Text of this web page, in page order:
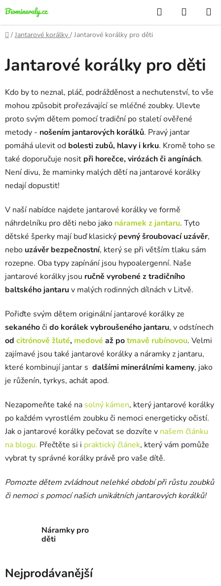
Přejít
na
obsah
Hledat
KOŠÍK
Domů
/ Jantarové korálky / Jantarové korálky pro děti
Jantarové korálky pro děti
Kdo by to neznal, pláč, podrážděnost a nechutenství, to vše
mohou způsobit prořezávající se mléčné zoubky. Ulevte
proto svým dětem pomocí tradiční po staletí ověřené
metody - nošením jantarových korálků. Pravý jantar
pomáhá ulevit od bolesti zubů, hlavy i krku. Kromě toho se
také doporučuje nosit při horečce, virózách či angínách.
Není divu, že maminky malých dětí na jantarové korálky
nedají dopustit!
V naší nabídce najdete jantarové korálky ve formě
náhrdelníku pro děti nebo jako náramek z jantaru. Tyto
dětské šperky mají buď klasický pevný šroubovací uzávěr,
nebo uzávěr bezpečnostní, který se při větším tlaku sám
rozepne. Oba typy zapínání jsou hypoalergenní. Naše
jantarové korálky jsou ručně vyrobené z tradičního
baltského jantaruv malých rodinných dílnách v Litvě.
Pořiďte svým dětem originální jantarové korálky ze
sekanéhoči do korálek vybroušeného jantaru, v odstínech
od citrónově žluté, medové až potmavě rubínovou. Velmi
zajímavé jsou také jantarové korálky a náramky z jantaru,
které kombinují jantar s dalšími minerálními kameny, jako
je růženín, tyrkys, achát apod.
Nezapomeňte také na solný kámen, který jantarové korálky
po každém vyrostlém zoubku či nemoci energeticky očistí.
Jak o jantarové korálky pečovat se dozvíte v našem článku
na blogu. Přečtěte si i praktický článek, který vám pomůže
vybrat ty správné korálky právě pro vaše dítě.
Pomozte dětem zvládnout nelehké období při růstu zoubků
či nemoci s pomocí našich unikátních jantarových korálků!
Náramky pro
děti
Nejprodávanější